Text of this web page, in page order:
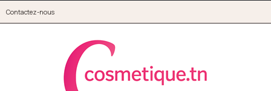
Contactez-nous